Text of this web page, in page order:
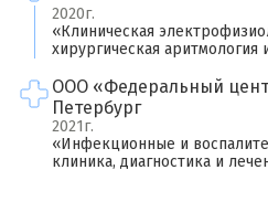
2020г.
«Клиническая
хирургическая аритмология
ООО «Федеральный
Петербург
2021г.
«Инфекционные и
клиника, диагностика и
Я согласен на обработку моих